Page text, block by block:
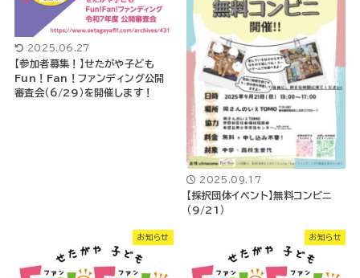
2025.06.27
【参加者募集！】せたがや子ども
Fun！Fan！ファンディング公開
審査会（6/29）を開催します！
2025.09.17
【採択団体イベント】無料コンビニ
（9/21）
お知らせ お知らせ